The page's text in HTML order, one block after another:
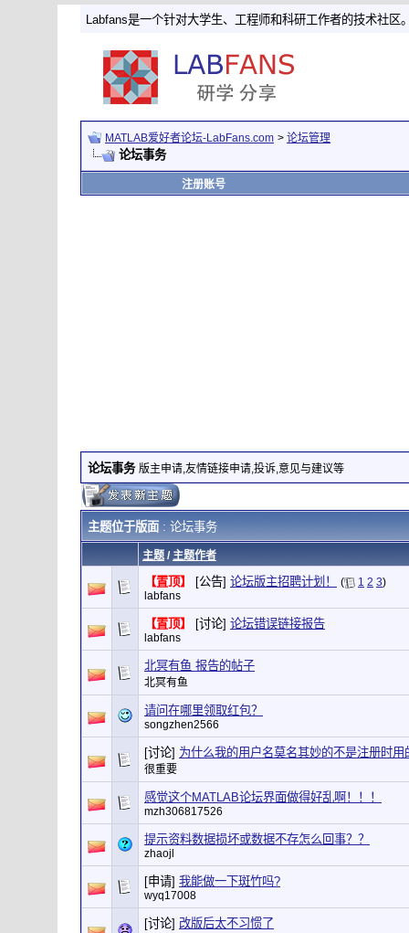
Labfans是一个针对大学生、工程师和科研工作者的技术社区
MATLAB爱好者论坛-LabFans.com > 论坛管理
论坛事务
注册账号
论坛事务 版主申请,友情链接申请,投诉,意见与建议等
主题位于版面: 论坛事务
主题/ 主题作者
【置顶】 [公告] 论坛版主招聘计划！ ( 1 2 3)
labfans
【置顶】 [讨论] 论坛错误链接报告
labfans
北冥有鱼 报告的帖子
北冥有鱼
请问在哪里领取红包？
songzhen2566
[讨论] 为什么我的用户名莫名其妙的不是注册时用
很重要
感觉这个MATLAB论坛界面做得好乱啊！！！
mzh306817526
提示资料数据损坏或数据不存怎么回事？？
zhaojl
[申请] 我能做一下斑竹吗?
wyq17008
[讨论] 改版后太不习惯了